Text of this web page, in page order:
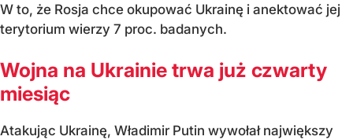
W to, że Rosja chce okupować Ukrainę i anektować jej
terytorium wierzy 7 proc. badanych.
Wojna na Ukrainie trwa już czwarty
miesiąc
Atakując Ukrainę, Władimir Putin wywołał największy